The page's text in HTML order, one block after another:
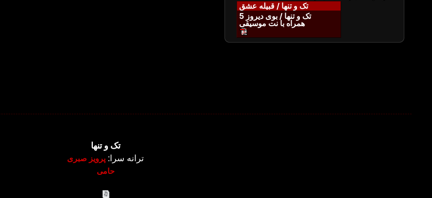
تک و تنها / قبیله عشق
تک و تنها / بوی دیروز 5
همراه با نت موسیقی
تک و تنها
ترانه سرا: پرویز صبری
حامی